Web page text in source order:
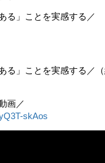
る」ことを実感する／
る」ことを実感する／
画／
skAos